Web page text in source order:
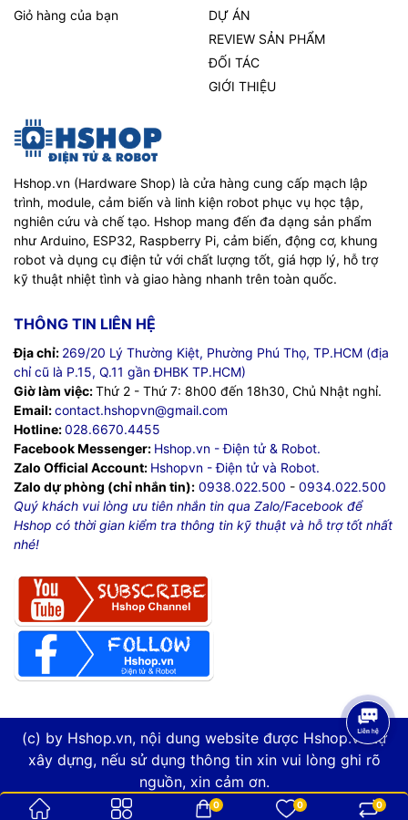
Giỏ hàng của bạn
DỰ ÁN
REVIEW SẢN PHẨM
ĐỐI TÁC
GIỚI THIỆU
Hshop.vn (Hardware Shop) là cửa hàng cung cấp mạch lập
trình, module, cảm biến và linh kiện robot phục vụ học tập,
nghiên cứu và chế tạo. Hshop mang đến đa dạng sản phẩm
như Arduino, ESP32, Raspberry Pi, cảm biến, động cơ, khung
robot và dụng cụ điện tử với chất lượng tốt, giá hợp lý, hỗ trợ
kỹ thuật nhiệt tình và giao hàng nhanh trên toàn quốc.
THÔNG TIN LIÊN HỆ
Địa chỉ: 269/20 Lý Thường Kiệt, Phường Phú Thọ, TP.HCM (địa
chỉ cũ là P.15, Q.11 gần ĐHBK TP.HCM)
Giờ làm việc:Thứ 2 - Thứ 7: 8h00 đến 18h30, Chủ Nhật nghỉ.
Email:contact.hshopvn@gmail.com
Hotline:028.6670.4455
Facebook Messenger: Hshop.vn - Điện tử & Robot.
Zalo Official Account: Hshopvn - Điện tử và Robot.
Zalo dự phòng (chỉ nhắn tin): 0938.022.500 - 0934.022.500
Quý khách vui lòng ưu tiên nhắn tin qua Zalo/Facebook để
Hshop có thời gian kiểm tra thông tin kỹ thuật và hỗ trợ tốt nhất
nhé!
(c) by Hshop.vn, nội dung website được Hshop.vn tự
xây dựng, nếu sử dụng thông tin xin vui lòng ghi rõ
nguồn, xin cảm ơn.
0 0 0